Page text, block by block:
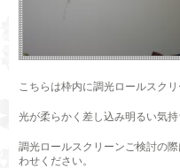
こちらは枠内に調光ロールスク
光が柔らかく差し込み明るい気持
調光ロールスクリーンご検討の
わせください。